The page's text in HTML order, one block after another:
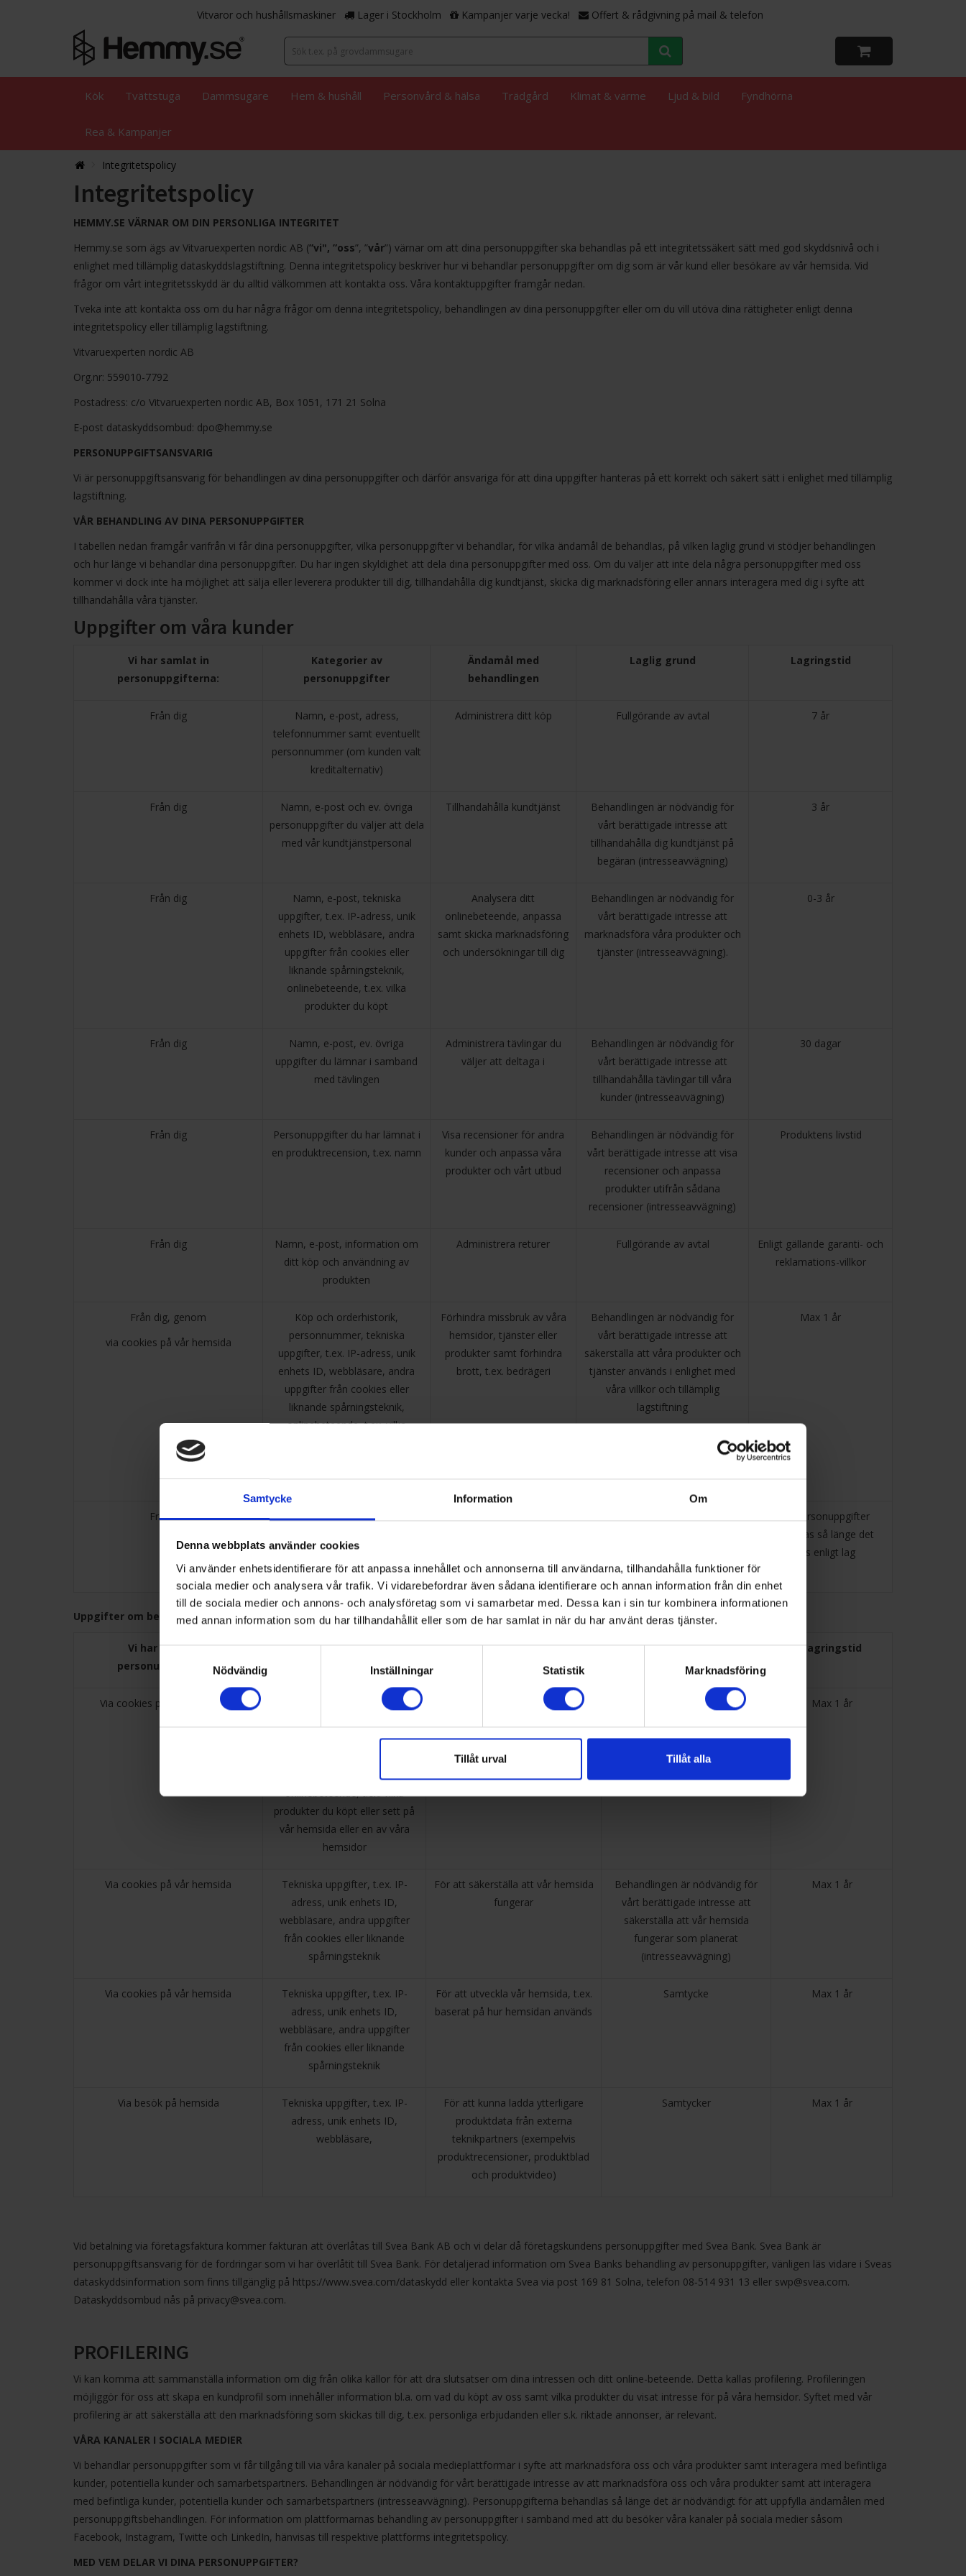
Samtycke Information Om
Denna webbplats använder cookies
Vi använder enhetsidentifierare för att anpassa innehållet och annonserna till användarna, tillhandahålla funktioner för
sociala medier och analysera vår trafik. Vi vidarebefordrar även sådana identifierare och annan information från din enhet
till de sociala medier och annons- och analysföretag som vi samarbetar med. Dessa kan i sin tur kombinera informationen
med annan information som du har tillhandahållit eller som de har samlat in när du har använt deras tjänster.
Nödvändig
Inställningar Statistik Marknadsföring
Tillåt urval Tillåt alla
Vitvaror och hushållsmaskiner Lager i Stockholm Kampanjer varje vecka! Offert & rådgivning på mail & telefon
Kök Tvättstuga Dammsugare Hem & hushåll Personvård & hälsa Trädgård Klimat & värme Ljud & bild Fyndhörna
Rea & Kampanjer
Integritetspolicy
Integritetspolicy
HEMMY.SE VÄRNAR OM DIN PERSONLIGA INTEGRITET
Hemmy.se som ägs av Vitvaruexperten nordic AB (”vi", ”oss”, ”vår”) värnar om att dina personuppgifter ska behandlas på ett integritetssäkert sätt med god skyddsnivå och i
enlighet med tillämplig dataskyddslagstiftning. Denna integritetspolicy beskriver hur vi behandlar personuppgifter om dig som är vår kund eller besökare av vår hemsida. Vid
frågor om vårt integritetsskydd är du alltid välkommen att kontakta oss. Våra kontaktuppgifter framgår nedan.
Tveka inte att kontakta oss om du har några frågor om denna integritetspolicy, behandlingen av dina personuppgifter eller om du vill utöva dina rättigheter enligt denna
integritetspolicy eller tillämplig lagstiftning.
Vitvaruexperten nordic AB
Org.nr: 559010-7792
Postadress: c/o Vitvaruexperten nordic AB, Box 1051, 171 21 Solna
E-post dataskyddsombud: dpo@hemmy.se
PERSONUPPGIFTSANSVARIG
Vi är personuppgiftsansvarig för behandlingen av dina personuppgifter och därför ansvariga för att dina uppgifter hanteras på ett korrekt och säkert sätt i enlighet med tillämplig
lagstiftning.
VÅR BEHANDLING AV DINA PERSONUPPGIFTER
I tabellen nedan framgår varifrån vi får dina personuppgifter, vilka personuppgifter vi behandlar, för vilka ändamål de behandlas, på vilken laglig grund vi stödjer behandlingen
och hur länge vi behandlar dina personuppgifter. Du har ingen skyldighet att dela dina personuppgifter med oss. Om du väljer att inte dela några personuppgifter med oss
kommer vi dock inte ha möjlighet att sälja eller leverera produkter till dig, tillhandahålla dig kundtjänst, skicka dig marknadsföring eller annars interagera med dig i syfte att
tillhandahålla våra tjänster.
Uppgifter om våra kunder
Vi har samlat in
personuppgifterna:
Kategorier av
personuppgifter
Ändamål med
behandlingen
Laglig grund Lagringstid
Från dig
Namn, e-post, adress,
telefonnummer samt eventuellt
personnummer (om kunden valt
kreditalternativ)
Administrera ditt köp Fullgörande av avtal 7 år
Från dig
Namn, e-post och ev. övriga
personuppgifter du väljer att dela
med vår kundtjänstpersonal
Tillhandahålla kundtjänst
Behandlingen är nödvändig för
vårt berättigade intresse att
tillhandahålla dig kundtjänst på
begäran (intresseavvägning)
3 år
Från dig
Namn, e-post, tekniska
uppgifter, t.ex. IP-adress, unik
enhets ID, webbläsare, andra
uppgifter från cookies eller
liknande spårningsteknik,
onlinebeteende, t.ex. vilka
produkter du köpt
Analysera ditt
onlinebeteende, anpassa
samt skicka marknadsföring
och undersökningar till dig
Behandlingen är nödvändig för
vårt berättigade intresse att
marknadsföra våra produkter och
tjänster (intresseavvägning).
0-3 år
Från dig
Namn, e-post, ev. övriga
uppgifter du lämnar i samband
med tävlingen
Administrera tävlingar du
väljer att deltaga i
Behandlingen är nödvändig för
vårt berättigade intresse att
tillhandahålla tävlingar till våra
kunder (intresseavvägning)
30 dagar
Från dig
Personuppgifter du har lämnat i
en produktrecension, t.ex. namn
Visa recensioner för andra
kunder och anpassa våra
produkter och vårt utbud
Behandlingen är nödvändig för
vårt berättigade intresse att visa
recensioner och anpassa
produkter utifrån sådana
recensioner (intresseavvägning)
Produktens livstid
Från dig
Namn, e-post, information om
ditt köp och användning av
produkten
Administrera returer Fullgörande av avtal
Enligt gällande garanti- och
reklamations-villkor
Från dig, genom
via cookies på vår hemsida
Köp och orderhistorik,
personnummer, tekniska
uppgifter, t.ex. IP-adress, unik
enhets ID, webbläsare, andra
uppgifter från cookies eller
liknande spårningsteknik,
onlinebeteende, t.ex. vilka
hemsidor
Förhindra missbruk av våra
hemsidor, tjänster eller
produkter samt förhindra
brott, t.ex. bedrägeri
Behandlingen är nödvändig för
vårt berättigade intresse att
säkerställa att våra produkter och
tjänster används i enlighet med
våra villkor och tillämplig
lagstiftning
Max 1 år
Från dig
Namn, e-post, information om
skatt och produktsäkerhet
Dina personuppgifter
behandlas så länge det
krävs enligt lag
Uppgifter om besökare av våra hemsidor
Vi har samlat in
personuppgifterna:
Kategorier av
personuppgifter
Ändamål med behandlingen Laglig grund Lagringstid
Via cookies på våra hemsidor
Tekniska uppgifter, t.ex. IP-
webbläsare, andra uppgifter
spårningsteknik,
onlinebeteende, t.ex. vilka
produkter du köpt eller sett på
vår hemsida eller en av våra
hemsidor
Analysera ditt onlinebeteende,
marknadsföring till dig
Samtycke Max 1 år
Via cookies på vår hemsida
Tekniska uppgifter, t.ex. IP-
adress, unik enhets ID,
webbläsare, andra uppgifter
från cookies eller liknande
spårningsteknik
För att säkerställa att vår hemsida
fungerar
Behandlingen är nödvändig för
vårt berättigade intresse att
säkerställa att vår hemsida
fungerar som planerat
(intresseavvägning)
Max 1 år
Via cookies på vår hemsida
Tekniska uppgifter, t.ex. IP-
adress, unik enhets ID,
webbläsare, andra uppgifter
från cookies eller liknande
spårningsteknik
För att utveckla vår hemsida, t.ex.
baserat på hur hemsidan används
Samtycke Max 1 år
Via besök på hemsida
Tekniska uppgifter, t.ex. IP-
adress, unik enhets ID,
webbläsare,
För att kunna ladda ytterligare
produktdata från externa
teknikpartners (exempelvis
produktrecensioner, produktblad
och produktvideo)
Samtycker Max 1 år
Vid betalning via företagsfaktura kommer fakturan att överlåtas till Svea Bank AB och vi delar då företagskundens personuppgifter med Svea Bank. Svea Bank är
personuppgiftsansvarig för de fordringar som vi har överlåtit till Svea Bank. För detaljerad information om Svea Banks behandling av personuppgifter, vänligen läs vidare i Sveas
dataskyddsinformation som finns tillgänglig på https://www.svea.com/dataskydd eller kontakta Svea via post 169 81 Solna, telefon 08‑514 931 13 eller swp@svea.com.
Dataskyddsombud nås på privacy@svea.com.
PROFILERING
Vi kan komma att sammanställa information om dig från olika källor för att dra slutsatser om dina intressen och ditt online-beteende. Detta kallas profilering. Profileringen
möjliggör för oss att skapa en kundprofil som innehåller information bl.a. om vad du köpt av oss samt vilka produkter du visat intresse för på våra hemsidor. Syftet med vår
profilering är att säkerställa att den marknadsföring som skickas till dig, t.ex. personliga erbjudanden eller s.k. riktade annonser, är relevant.
VÅRA KANALER I SOCIALA MEDIER
Vi behandlar personuppgifter som vi får tillgång till via våra kanaler på sociala medieplattformar i syfte att marknadsföra oss och våra produkter samt interagera med befintliga
kunder, potentiella kunder och samarbetspartners. Behandlingen är nödvändig för vårt berättigade intresse av att marknadsföra oss och våra produkter samt att interagera
med befintliga kunder, potentiella kunder och samarbetspartners (intresseavvägning). Personuppgifterna behandlas så länge det är nödvändigt för att uppfylla ändamålen med
personuppgiftsbehandlingen. För information om plattformarnas behandling av personuppgifter i samband med att du besöker våra kanaler på sociala medier såsom
Facebook, Instagram, Twitte och LinkedIn, hänvisas till respektive plattforms integritetspolicy.
MED VEM DELAR VI DINA PERSONUPPGIFTER?